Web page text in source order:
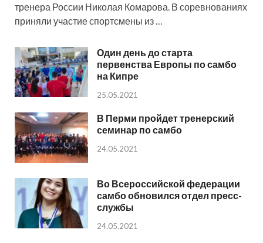
тренера России Николая Комарова. В соревнованиях
приняли участие спортсмены из …
Один день до старта
первенства Европы по самбо
на Кипре
25.05.2021
В Перми пройдет тренерский
семинар по самбо
24.05.2021
Во Всероссийской федерации
самбо обновился отдел пресс-
службы
24.05.2021